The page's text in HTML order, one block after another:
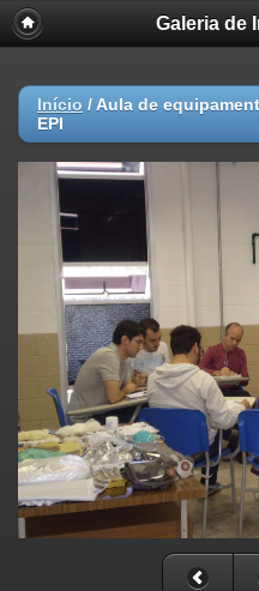
Galeria de
Início / Aula de
EPI